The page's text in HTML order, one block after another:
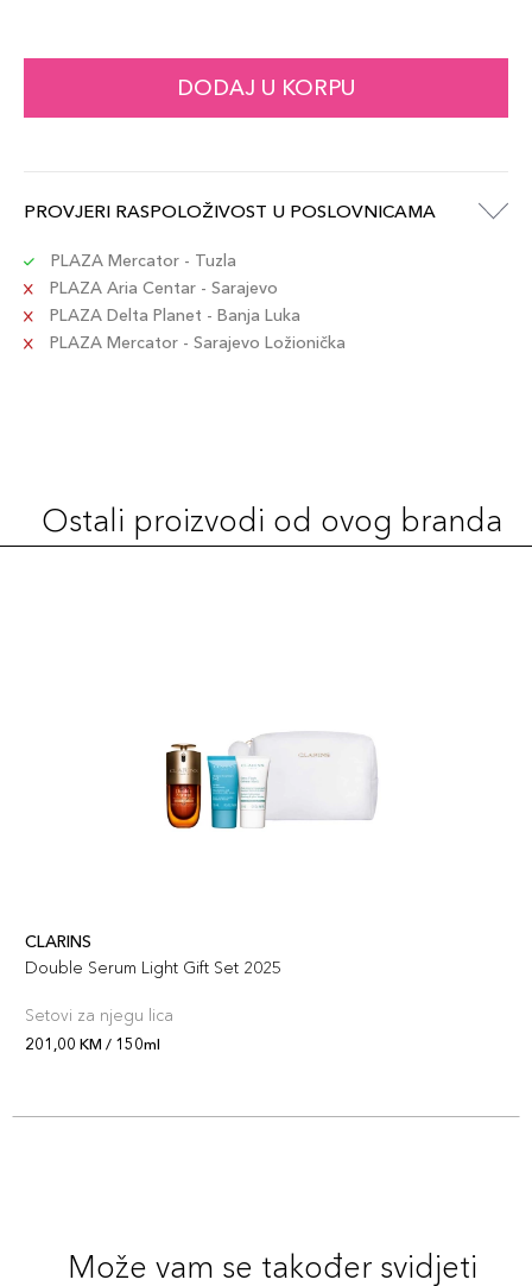
DODAJ U KORPU
PROVJERI RASPOLOŽIVOST U POSLOVNICAMA
PLAZA Mercator - Tuzla
PLAZA Aria Centar - Sarajevo
PLAZA Delta Planet - Banja Luka
PLAZA Mercator - Sarajevo Ložionička
Ostali proizvodi od ovog branda
CLARINS
Double Serum Light Gift Set 2025
Setovi za njegu lica
201,00 KM / 150ml
Može vam se također svidjeti